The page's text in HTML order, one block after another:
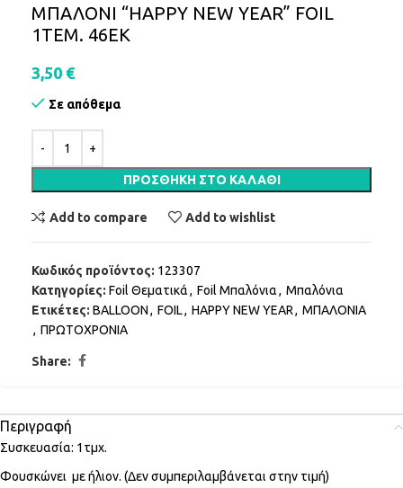
ΜΠΑΛΟΝΙ “HAPPY NEW YEAR” FOIL
1ΤΕΜ. 46ΕΚ
3,50 €
Σε απόθεμα
ΠΡΟΣΘΉΚΗ ΣΤΟ ΚΑΛΆΘΙ
Add to compare Add to wishlist
Κωδικός προϊόντος: 123307
Κατηγορίες: Foil Θεματικά, Foil Μπαλόνια, Μπαλόνια
Ετικέτες: BALLOON, FOIL, HAPPY NEW YEAR, ΜΠΑΛΟΝΙΑ
, ΠΡΩΤΟΧΡΟΝΙΑ
Share:
Περιγραφή
Συσκευασία: 1τμχ.
Φουσκώνει με ήλιον. (Δεν συμπεριλαμβάνεται στην τιμή)